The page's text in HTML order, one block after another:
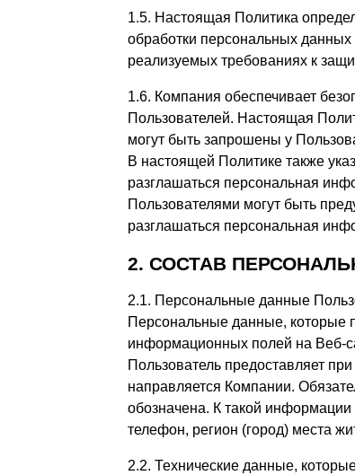
1.5. Настоящая Политика
обработки персональных
реализуемых требованиях к
1.6. Компания обеспечивает
Пользователей. Настоящая
могут быть запрошены у
В настоящей Политике также
разглашаться персональная
Пользователями могут быть
разглашаться персональная
2. СОСТАВ
2.1. Персональные данные
Персональные данные, которые
информационных полей на Веб-
Пользователь предоставляет
направляется Компании.
обозначена. К такой
телефон, регион (город) места
2.2. Технические данные,